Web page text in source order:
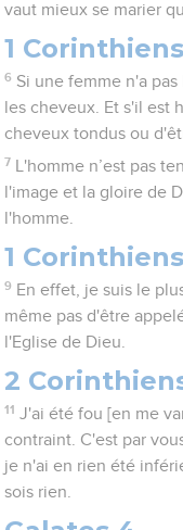
vaut mieux se marier
1 Corinthiens
6 Si une femme n'a
les cheveux. Et s'il est
cheveux tondus ou
7
L'homme n’est pas
l'image et la gloire de
l'homme.
1
9 En effet, je suis le
même pas d'être
l'Eglise de Dieu.
2
11 J'ai été fou [en me
contraint. C'est par
je n'ai en rien été
sois rien.